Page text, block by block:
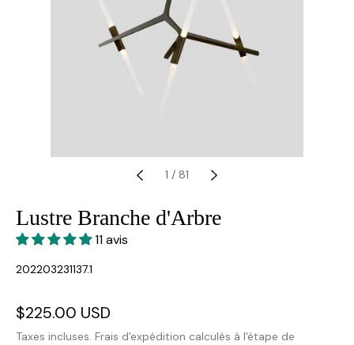
1 / 81
Lustre Branche d'Arbre
11 avis
SKU:
202203231137.1
Prix
soldé
$225.00 USD
habituel
Taxes incluses. Frais d'expédition calculés à l'étape de